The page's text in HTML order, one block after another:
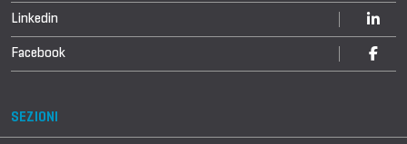
Linkedin
Facebook
SEZIONI